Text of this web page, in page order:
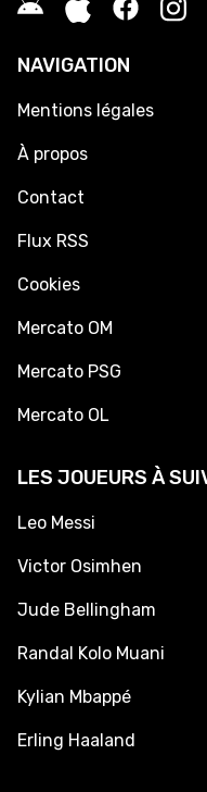
NAVIGATION
Mentions légales
À propos
Contact
Flux RSS
Cookies
Mercato OM
Mercato PSG
Mercato OL
LES JOUEURS À
Leo Messi
Victor Osimhen
Jude Bellingham
Randal Kolo Muani
Kylian Mbappé
Erling Haaland